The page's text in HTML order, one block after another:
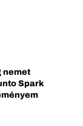
nemet
Spark